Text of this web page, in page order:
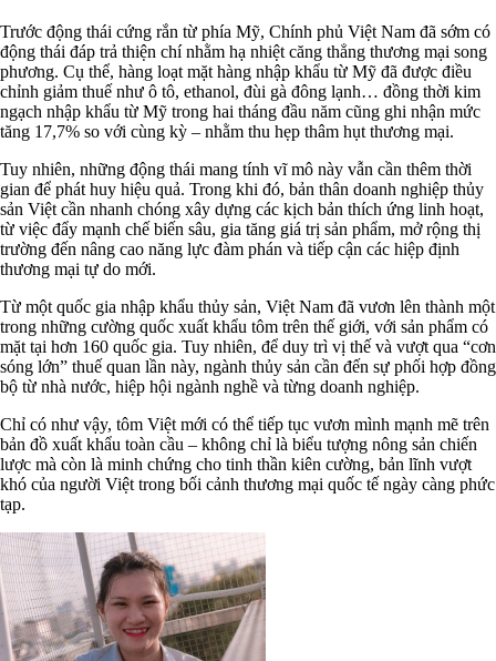
Trước động thái cứng rắn từ phía Mỹ, Chính phủ Việt Nam đã sớm có
động thái đáp trả thiện chí nhằm hạ nhiệt căng thẳng thương mại song
phương. Cụ thể, hàng loạt mặt hàng nhập khẩu từ Mỹ đã được điều
chỉnh giảm thuế như ô tô, ethanol, đùi gà đông lạnh… đồng thời kim
ngạch nhập khẩu từ Mỹ trong hai tháng đầu năm cũng ghi nhận mức
tăng 17,7% so với cùng kỳ – nhằm thu hẹp thâm hụt thương mại.
Tuy nhiên, những động thái mang tính vĩ mô này vẫn cần thêm thời
gian để phát huy hiệu quả. Trong khi đó, bản thân doanh nghiệp thủy
sản Việt cần nhanh chóng xây dựng các kịch bản thích ứng linh hoạt,
từ việc đẩy mạnh chế biến sâu, gia tăng giá trị sản phẩm, mở rộng thị
trường đến nâng cao năng lực đàm phán và tiếp cận các hiệp định
thương mại tự do mới.
Từ một quốc gia nhập khẩu thủy sản, Việt Nam đã vươn lên thành một
trong những cường quốc xuất khẩu tôm trên thế giới, với sản phẩm có
mặt tại hơn 160 quốc gia. Tuy nhiên, để duy trì vị thế và vượt qua “cơn
sóng lớn” thuế quan lần này, ngành thủy sản cần đến sự phối hợp đồng
bộ từ nhà nước, hiệp hội ngành nghề và từng doanh nghiệp.
Chỉ có như vậy, tôm Việt mới có thể tiếp tục vươn mình mạnh mẽ trên
bản đồ xuất khẩu toàn cầu – không chỉ là biểu tượng nông sản chiến
lược mà còn là minh chứng cho tinh thần kiên cường, bản lĩnh vượt
khó của người Việt trong bối cảnh thương mại quốc tế ngày càng phức
tạp.